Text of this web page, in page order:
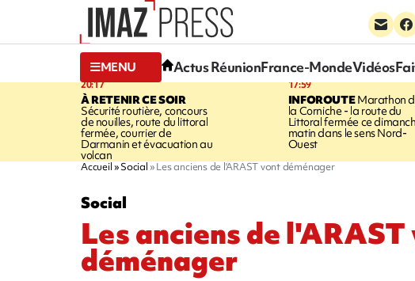
MENU Actus RéunionFrance-MondeVidéos
20:17
À RETENIR CE SOIR
Sécurité routière, concours
de nouilles, route du littoral
fermée, courrier de
Darmanin et évacuation au
volcan
17:59
INFOROUTEMarathon
la Corniche - la route du
Littoral fermée ce
matin dans le sens Nord-
Ouest
Accueil Social Les anciens de l'ARAST vont déménager
Social
Les anciens de
déménager